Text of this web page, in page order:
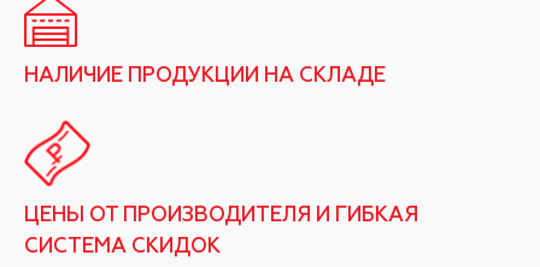
НАЛИЧИЕ ПРОДУКЦИИ НА СКЛАДЕ
ЦЕНЫ ОТ ПРОИЗВОДИТЕЛЯ И ГИБКАЯ
СИСТЕМА СКИДОК